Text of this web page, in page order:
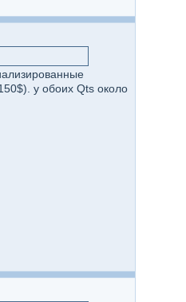
у обоих Qts около